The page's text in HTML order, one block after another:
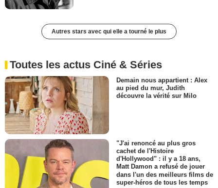
Autres stars avec qui elle a tourné le plus
Toutes les actus Ciné & Séries
Demain nous appartient : Alex
au pied du mur, Judith
découvre la vérité sur Milo
"J'ai renoncé au plus gros
cachet de l'Histoire
d'Hollywood" : il y a 18 ans,
Matt Damon a refusé de jouer
dans l'un des meilleurs films de
super-héros de tous les temps